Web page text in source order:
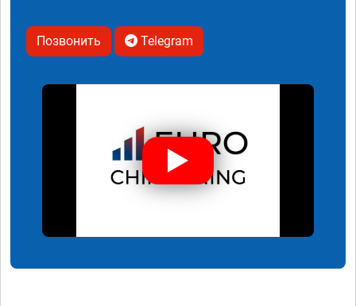
Позвонить Telegram